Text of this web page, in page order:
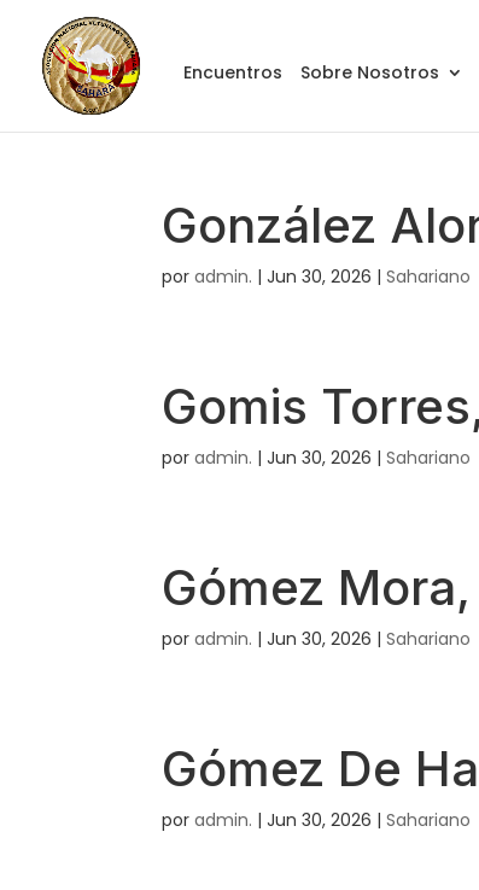
Encuentros Sobre Nosotros
González
poradmin. |Jun 30, 2026 |Sahariano
Gomis
poradmin. |Jun 30, 2026 |Sahariano
Gómez
poradmin. |Jun 30, 2026 |Sahariano
Gómez De
poradmin. |Jun 30, 2026 |Sahariano